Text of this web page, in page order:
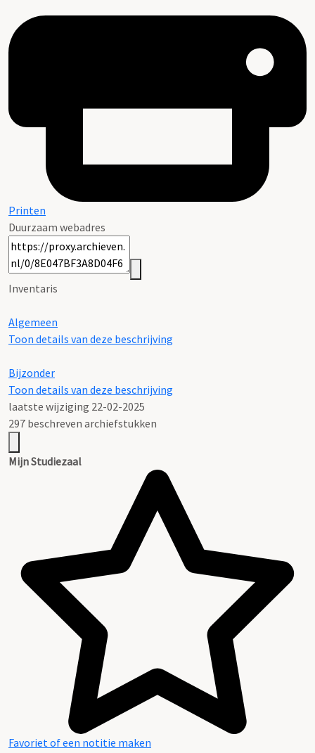
Printen
Duurzaam webadres
Inventaris
Algemeen
Toon details van deze beschrijving
Bijzonder
Toon details van deze beschrijving
laatste wijziging 22-02-2025
297 beschreven archiefstukken
Mijn Studiezaal
Favoriet of een notitie maken